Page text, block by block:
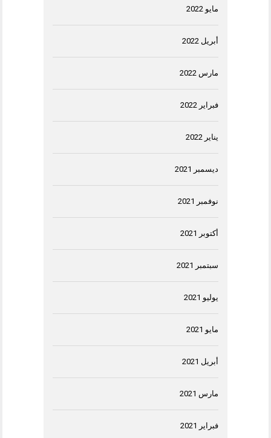
مايو 2022
أبريل 2022
مارس 2022
فبراير 2022
يناير 2022
ديسمبر 2021
نوفمبر 2021
أكتوبر 2021
سبتمبر 2021
يوليو 2021
مايو 2021
أبريل 2021
مارس 2021
فبراير 2021